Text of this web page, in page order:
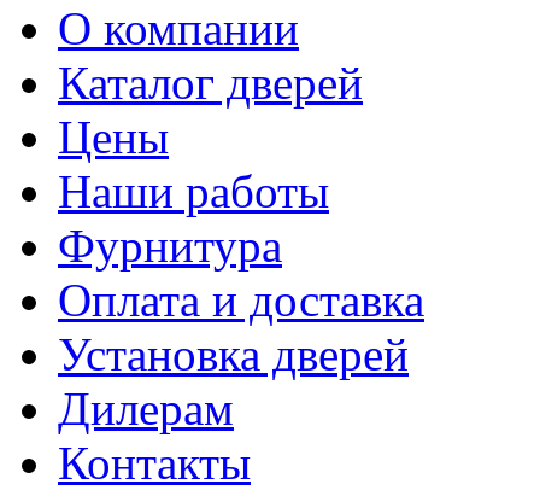
О компании
Каталог дверей
Цены
Наши работы
Фурнитура
Оплата и доставка
Установка дверей
Дилерам
Контакты